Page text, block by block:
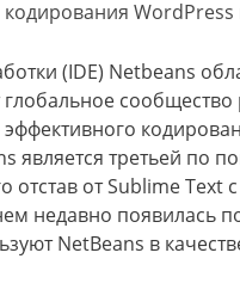
WordPress
(IDE) Netbeans
сообщество
является третьей по
отстав от Sublime Text
недавно появилась
NetBeans в